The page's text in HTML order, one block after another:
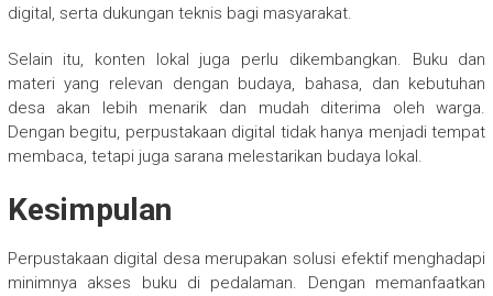
digital, serta dukungan teknis bagi masyarakat.
Selain itu, konten lokal juga perlu dikembangkan. Buku dan
materi yang relevan dengan budaya, bahasa, dan kebutuhan
desa akan lebih menarik dan mudah diterima oleh warga.
Dengan begitu, perpustakaan digital tidak hanya menjadi tempat
membaca, tetapi juga sarana melestarikan budaya lokal.
Kesimpulan
Perpustakaan digital desa merupakan solusi efektif menghadapi
minimnya akses buku di pedalaman. Dengan memanfaatkan